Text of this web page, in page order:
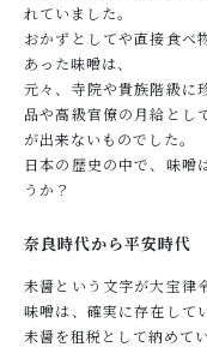
れていました。
おかずとしてや直接食べ
あった味噌は、
元々、寺院や貴族階級に
品や高級官僚の月給とし
が出来ないものでした。
日本の歴史の中で、味噌
うか？
奈良時代から平安時代
未醤という文字が大宝律
味噌は、確実に存在して
未醤を租税として納めて